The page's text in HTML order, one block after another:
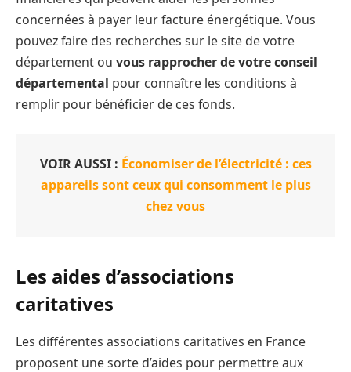
concernées à payer leur facture énergétique. Vous
pouvez faire des recherches sur le site de votre
département ou vous rapprocher de votre conseil
départemental pour connaître les conditions à
remplir pour bénéficier de ces fonds.
VOIR AUSSI : Économiser de l’électricité : ces
appareils sont ceux qui consomment le plus
chez vous
Les aides d’associations
caritatives
Les différentes associations caritatives en France
proposent une sorte d’aides pour permettre aux